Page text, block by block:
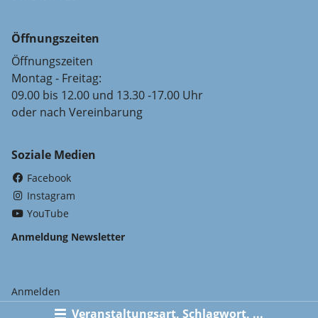
Veranstaltungsart, Schlagwort, ...
Öffnungszeiten
Öffnungszeiten
Montag - Freitag:
09.00 bis 12.00 und 13.30 -17.00 Uhr
oder nach Vereinbarung
Soziale Medien
Facebook
Instagram
YouTube
Anmeldung Newsletter
Anmelden